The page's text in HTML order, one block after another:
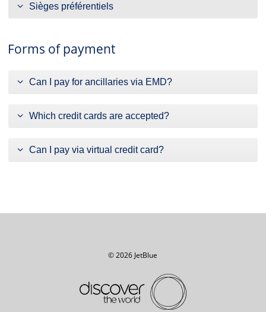
Sièges préférentiels
Forms of payment
Can I pay for ancillaries via EMD?
Which credit cards are accepted?
Can I pay via virtual credit card?
© 2026 JetBlue